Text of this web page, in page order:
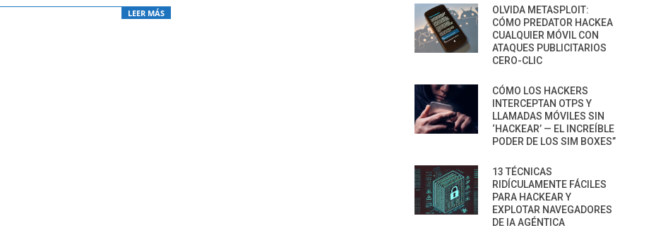
LEER MÁS
OLVIDA METASPLOIT:
CÓMO PREDATOR HACKEA
CUALQUIER MÓVIL CON
ATAQUES PUBLICITARIOS
CERO-CLIC
CÓMO LOS HACKERS
INTERCEPTAN OTPS Y
LLAMADAS MÓVILES SIN
‘HACKEAR’ — EL INCREÍBLE
PODER DE LOS SIM BOXES”
13 TÉCNICAS
RIDÍCULAMENTE FÁCILES
PARA HACKEAR Y
EXPLOTAR NAVEGADORES
DE IA AGÉNTICA